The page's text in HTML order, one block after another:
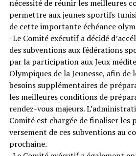
nécessité de réunir les meilleures
permettre aux jeunes sportifs
de cette importante échéance
-Le Comité exécutif a décidé
des subventions aux fédérations
par la participation aux Jeux
Olympiques de la Jeunesse, afin de
besoins supplémentaires de
les meilleures conditions de
rendez-vous majeurs.
Comité est chargée de finaliser les
versement de ces subventions au
prochaine.